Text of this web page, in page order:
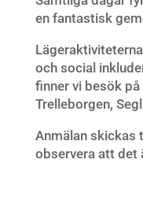
en fantastisk
och social
finner vi besök på
Trelleborgen,
Anmälan skickas
observera att det